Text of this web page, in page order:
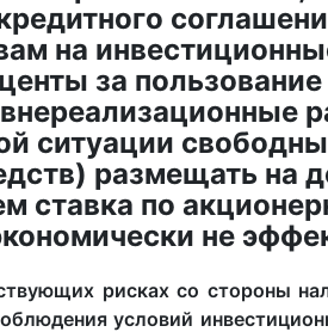
на
за
ситуации
размещать на
ставка по
не
рисках со стороны
условий